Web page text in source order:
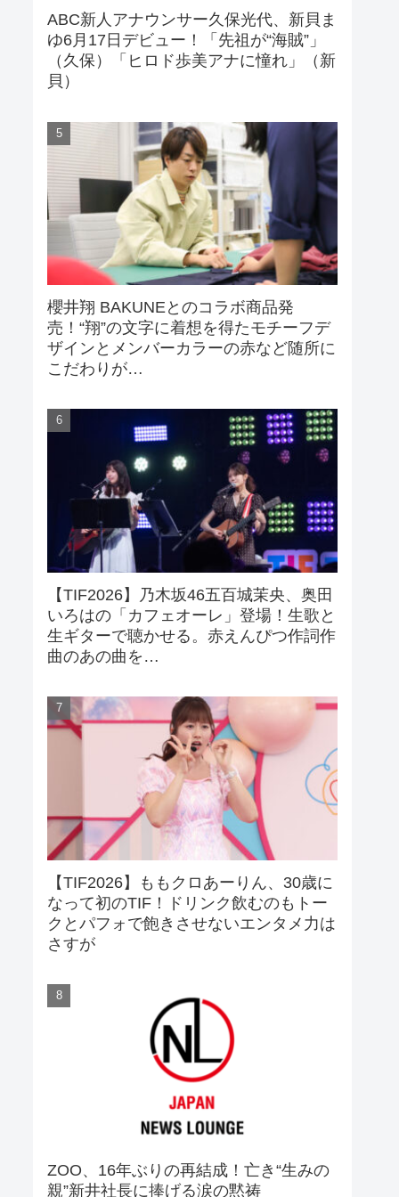
ABC新人アナウンサー久保光代、新貝ま
ゆ6月17日デビュー！「先祖が“海賊”」
（久保）「ヒロド歩美アナに憧れ」（新
貝）
櫻井翔 BAKUNEとのコラボ商品発
売！“翔”の文字に着想を得たモチーフデ
ザインとメンバーカラーの赤など随所に
こだわりが…
【TIF2026】乃木坂46五百城茉央、奥田
いろはの「カフェオーレ」登場！生歌と
生ギターで聴かせる。赤えんぴつ作詞作
曲のあの曲を…
【TIF2026】ももクロあーりん、30歳に
なって初のTIF！ドリンク飲むのもトー
クとパフォで飽きさせないエンタメ力は
さすが
ZOO、16年ぶりの再結成！亡き“生みの
親”新井社長に捧げる涙の黙祷